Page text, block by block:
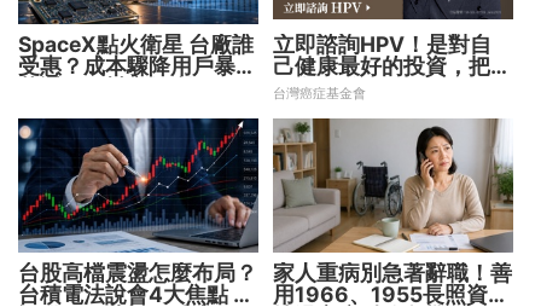
SpaceX點火衛星 台廠誰
受惠？成本驟降用戶暴增
立即諮詢HPV！是對自
己健康最好的投資，把握
現在不嫌晚！
台灣癌症基金會
台股高檔震盪怎麼布局？
台積電法說會4大焦點 AI
家人重病別急著辭職！善
用1966、1955長照資源